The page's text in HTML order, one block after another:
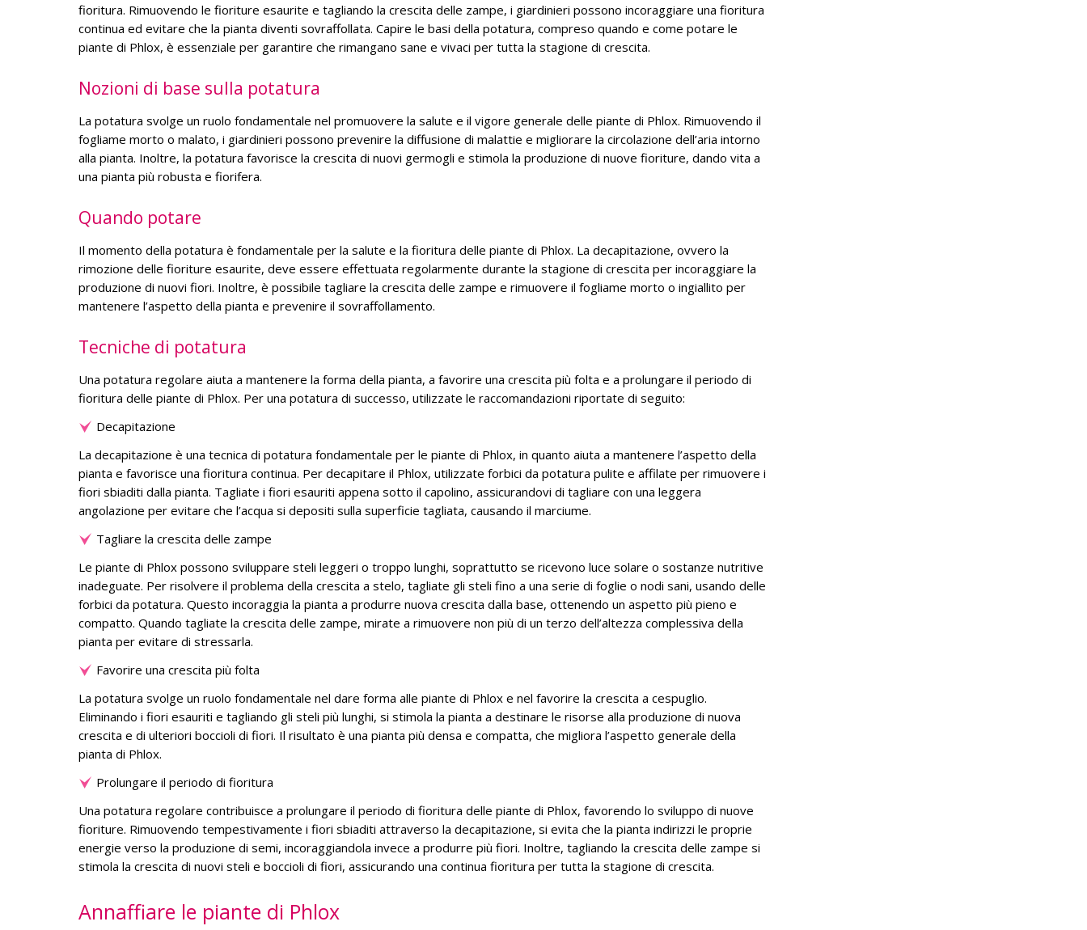
fioritura. Rimuovendo le fioriture esaurite e tagliando la crescita delle zampe, i giardinieri possono incoraggiare una fioritura
continua ed evitare che la pianta diventi sovraffollata. Capire le basi della potatura, compreso quando e come potare le
piante di Phlox, è essenziale per garantire che rimangano sane e vivaci per tutta la stagione di crescita.
Nozioni di base sulla potatura
La potatura svolge un ruolo fondamentale nel promuovere la salute e il vigore generale delle piante di Phlox. Rimuovendo il
fogliame morto o malato, i giardinieri possono prevenire la diffusione di malattie e migliorare la circolazione dell’aria intorno
alla pianta. Inoltre, la potatura favorisce la crescita di nuovi germogli e stimola la produzione di nuove fioriture, dando vita a
una pianta più robusta e fiorifera.
Quando potare
Il momento della potatura è fondamentale per la salute e la fioritura delle piante di Phlox. La decapitazione, ovvero la
rimozione delle fioriture esaurite, deve essere effettuata regolarmente durante la stagione di crescita per incoraggiare la
produzione di nuovi fiori. Inoltre, è possibile tagliare la crescita delle zampe e rimuovere il fogliame morto o ingiallito per
mantenere l’aspetto della pianta e prevenire il sovraffollamento.
Tecniche di potatura
Una potatura regolare aiuta a mantenere la forma della pianta, a favorire una crescita più folta e a prolungare il periodo di
fioritura delle piante di Phlox. Per una potatura di successo, utilizzate le raccomandazioni riportate di seguito:
Decapitazione
La decapitazione è una tecnica di potatura fondamentale per le piante di Phlox, in quanto aiuta a mantenere l’aspetto della
pianta e favorisce una fioritura continua. Per decapitare il Phlox, utilizzate forbici da potatura pulite e affilate per rimuovere i
fiori sbiaditi dalla pianta. Tagliate i fiori esauriti appena sotto il capolino, assicurandovi di tagliare con una leggera
angolazione per evitare che l’acqua si depositi sulla superficie tagliata, causando il marciume.
Tagliare la crescita delle zampe
Le piante di Phlox possono sviluppare steli leggeri o troppo lunghi, soprattutto se ricevono luce solare o sostanze nutritive
inadeguate. Per risolvere il problema della crescita a stelo, tagliate gli steli fino a una serie di foglie o nodi sani, usando delle
forbici da potatura. Questo incoraggia la pianta a produrre nuova crescita dalla base, ottenendo un aspetto più pieno e
compatto. Quando tagliate la crescita delle zampe, mirate a rimuovere non più di un terzo dell’altezza complessiva della
pianta per evitare di stressarla.
Favorire una crescita più folta
La potatura svolge un ruolo fondamentale nel dare forma alle piante di Phlox e nel favorire la crescita a cespuglio.
Eliminando i fiori esauriti e tagliando gli steli più lunghi, si stimola la pianta a destinare le risorse alla produzione di nuova
crescita e di ulteriori boccioli di fiori. Il risultato è una pianta più densa e compatta, che migliora l’aspetto generale della
pianta di Phlox.
Prolungare il periodo di fioritura
Una potatura regolare contribuisce a prolungare il periodo di fioritura delle piante di Phlox, favorendo lo sviluppo di nuove
fioriture. Rimuovendo tempestivamente i fiori sbiaditi attraverso la decapitazione, si evita che la pianta indirizzi le proprie
energie verso la produzione di semi, incoraggiandola invece a produrre più fiori. Inoltre, tagliando la crescita delle zampe si
stimola la crescita di nuovi steli e boccioli di fiori, assicurando una continua fioritura per tutta la stagione di crescita.
Annaffiare le piante di Phlox